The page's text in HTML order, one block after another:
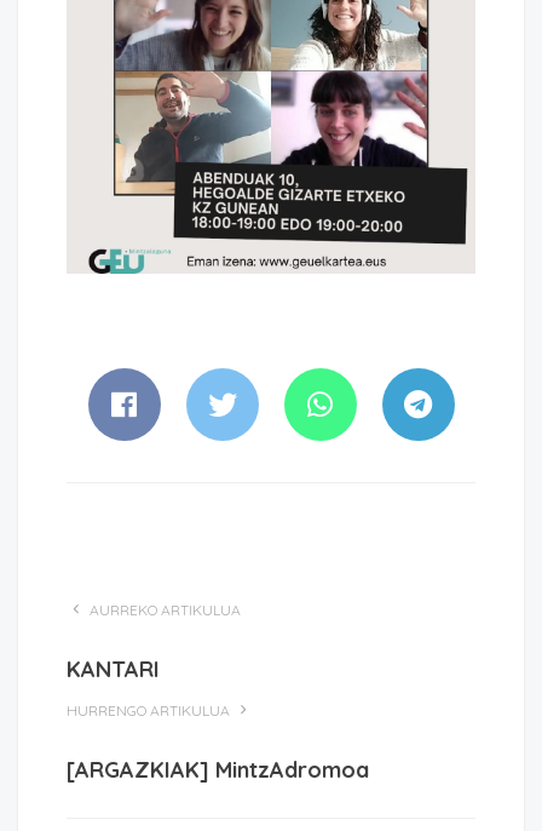
AURREKO ARTIKULUA
KANTARI
HURRENGO ARTIKULUA
[ARGAZKIAK] MintzAdromoa